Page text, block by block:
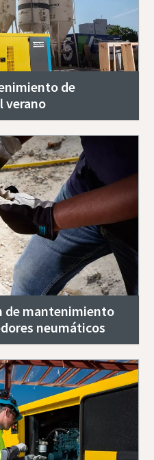
de
verano
de mantenimiento
neumáticos